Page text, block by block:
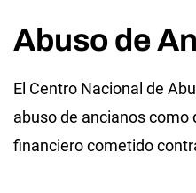
Abuso de
El Centro Nacional de
abuso de ancianos
financiero cometido